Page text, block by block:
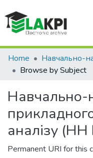
Communities &
All of DSpace
Home
Browse by Subject
Навчально-
аналізу (НН
Permanent URI for this